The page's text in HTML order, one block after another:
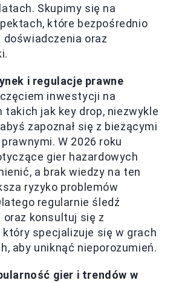
Skupimy się na
które bezpośrednio
doświadczenia oraz
i regulacje prawne
inwestycji na
jak key drop, niezwykle
zapoznał się z bieżącymi
W 2026 roku
gier hazardowych
a brak wiedzy na ten
ryzyko problemów
regularnie śledź
konsultuj się z
który specjalizuje się w grach
aby uniknąć nieporozumień.
gier i trendów w